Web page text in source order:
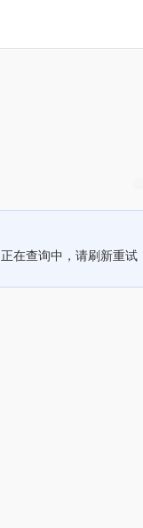
正在查询中，请刷新重试